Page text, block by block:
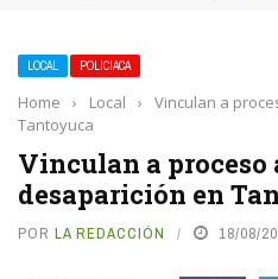
LOCAL POLICIACA
Home › Local ›
Vinculan a
Tantoyuca
Vinculan a
desaparición en
POR LA REDACCIÓN 18/08/